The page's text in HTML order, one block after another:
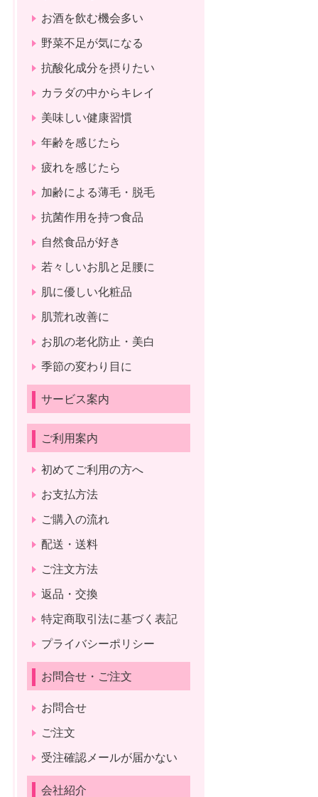
お酒を飲む機会多い
野菜不足が気になる
抗酸化成分を摂りたい
カラダの中からキレイ
美味しい健康習慣
年齢を感じたら
疲れを感じたら
加齢による薄毛・脱毛
抗菌作用を持つ食品
自然食品が好き
若々しいお肌と足腰に
肌に優しい化粧品
肌荒れ改善に
お肌の老化防止・美白
季節の変わり目に
サービス案内
ご利用案内
初めてご利用の方へ
お支払方法
ご購入の流れ
配送・送料
ご注文方法
返品・交換
特定商取引法に基づく表記
プライバシーポリシー
お問合せ・ご注文
お問合せ
ご注文
受注確認メールが届かない
会社紹介